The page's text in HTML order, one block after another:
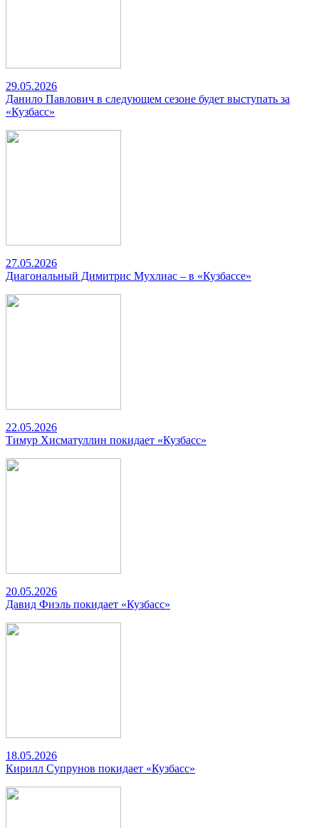
29.05.2026
Данило Павлович в следующем сезоне будет выступать за
«Кузбасс»
27.05.2026
Диагональный Димитрис Мухлиас – в «Кузбассе»
22.05.2026
Тимур Хисматуллин покидает «Кузбасс»
20.05.2026
Давид Фиэль покидает «Кузбасс»
18.05.2026
Кирилл Супрунов покидает «Кузбасс»